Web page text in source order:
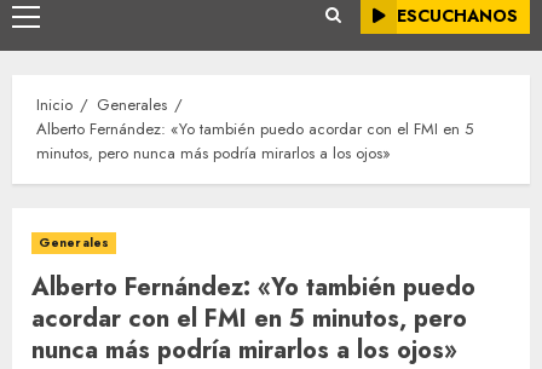
Menú
principal
ESCUCHANOS
Inicio
Generales
Alberto Fernández: «Yo también puedo acordar con el FMI en 5
minutos, pero nunca más podría mirarlos a los ojos»
Generales
Alberto Fernández: «Yo también puedo
acordar con el FMI en 5 minutos, pero
nunca más podría mirarlos a los ojos»